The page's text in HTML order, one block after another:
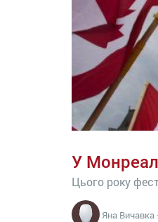
У
Цього року
Яна Вичавка